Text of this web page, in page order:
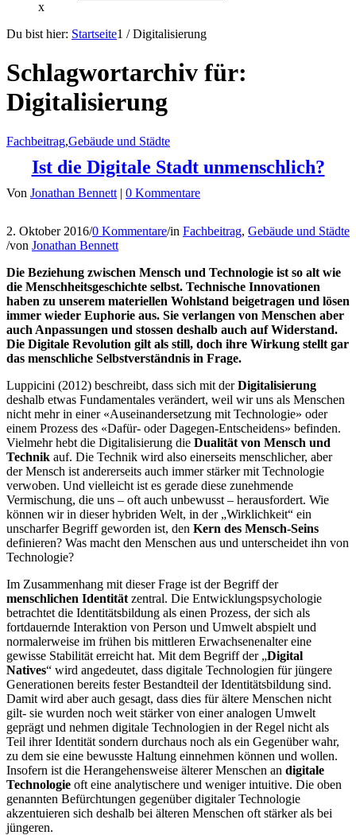
x
Du bist hier: Startseite1 / Digitalisierung
Schlagwortarchiv für:
Digitalisierung
Fachbeitrag,Gebäude und Städte
Ist die Digitale Stadt unmenschlich?
Von Jonathan Bennett | 0 Kommentare
2. Oktober 2016/0 Kommentare/in Fachbeitrag, Gebäude und Städte
/von Jonathan Bennett
Die Beziehung zwischen Mensch und Technologie ist so alt wie
die Menschheitsgeschichte selbst. Technische Innovationen
haben zu unserem materiellen Wohlstand beigetragen und lösen
immer wieder Euphorie aus. Sie verlangen von Menschen aber
auch Anpassungen und stossen deshalb auch auf Widerstand.
Die Digitale Revolution gilt als still, doch ihre Wirkung stellt gar
das menschliche Selbstverständnis in Frage.
Luppicini (2012) beschreibt, dass sich mit derDigitalisierung
deshalb etwas Fundamentales verändert, weil wir uns als Menschen
nicht mehr in einer «Auseinandersetzung mit Technologie» oder
einem Prozess des «Dafür- oder Dagegen-Entscheidens» befinden.
Vielmehr hebt die Digitalisierung die Dualität von Mensch und
Technik auf. Die Technik wird also einerseits menschlicher, aber
der Mensch ist andererseits auch immer stärker mit Technologie
verwoben. Und vielleicht ist es gerade diese zunehmende
Vermischung, die uns – oft auch unbewusst – herausfordert. Wie
können wir in dieser hybriden Welt, in der „Wirklichkeit“ ein
unscharfer Begriff geworden ist, den Kern des Mensch-Seins
definieren? Was macht den Menschen aus und unterscheidet ihn von
Technologie?
Im Zusammenhang mit dieser Frage ist der Begriff der
menschlichen Identität zentral. Die Entwicklungspsychologie
betrachtet die Identitätsbildung als einen Prozess, der sich als
fortdauernde Interaktion von Person und Umwelt abspielt und
normalerweise im frühen bis mittleren Erwachsenenalter eine
gewisse Stabilität erreicht hat. Mit dem Begriff der „Digital
Natives“ wird angedeutet, dass digitale Technologien für jüngere
Generationen bereits fester Bestandteil der Identitätsbildung sind.
Damit wird aber auch gesagt, dass dies für ältere Menschen nicht
gilt- sie wurden noch weit stärker von einer analogen Umwelt
geprägt und nehmen digitale Technologien in der Regel nicht als
Teil ihrer Identität sondern durchaus noch als ein Gegenüber wahr,
zu dem sie eine bewusste Haltung einnehmen können und wollen.
Insofern ist die Herangehensweise älterer Menschen an digitale
Technologie oft eine analytischere und weniger intuitive. Die oben
genannten Befürchtungen gegenüber digitaler Technologie
akzentuieren sich deshalb bei älteren Menschen oft stärker als bei
jüngeren.